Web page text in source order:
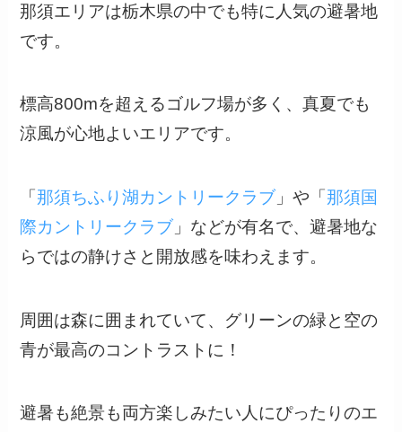
那須エリアは栃木県の中でも特に人気の避暑地
です。
標高800mを超えるゴルフ場が多く、真夏でも
涼風が心地よいエリアです。
「 那須ちふり湖カントリークラブ 」や「 那須国
際カントリークラブ 」などが有名で、避暑地な
らではの静けさと開放感を味わえます。
周囲は森に囲まれていて、グリーンの緑と空の
青が最高のコントラストに！
避暑も絶景も両方楽しみたい人にぴったりのエ